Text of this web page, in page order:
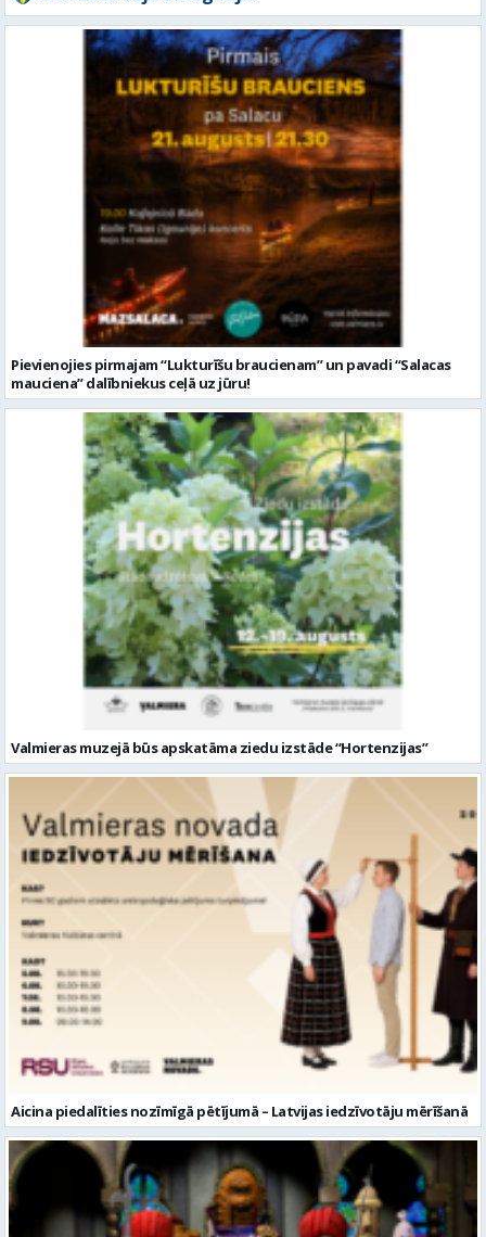
Pievienojies pirmajam “Lukturīšu braucienam” un pavadi “Salacas
mauciena” dalībniekus ceļā uz jūru!
Valmieras muzejā būs apskatāma ziedu izstāde “Hortenzijas”
Aicina piedalīties nozīmīgā pētījumā – Latvijas iedzīvotāju mērīšanā